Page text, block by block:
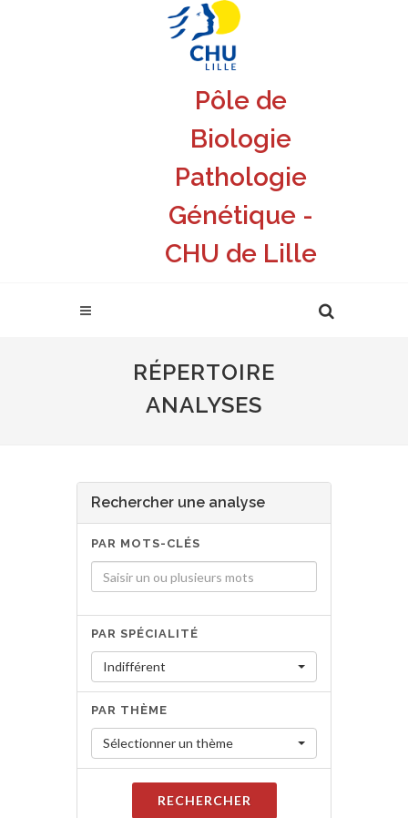
Pôle de
Biologie
Pathologie
Génétique -
CHU de Lille
RÉPERTOIRE
ANALYSES
Rechercher une analyse
PAR MOTS-CLÉS
PAR SPÉCIALITÉ
Indifférent
PAR THÈME
Sélectionner un thème
RECHERCHER